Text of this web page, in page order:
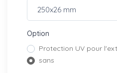
Option
Protection UV pour
sans